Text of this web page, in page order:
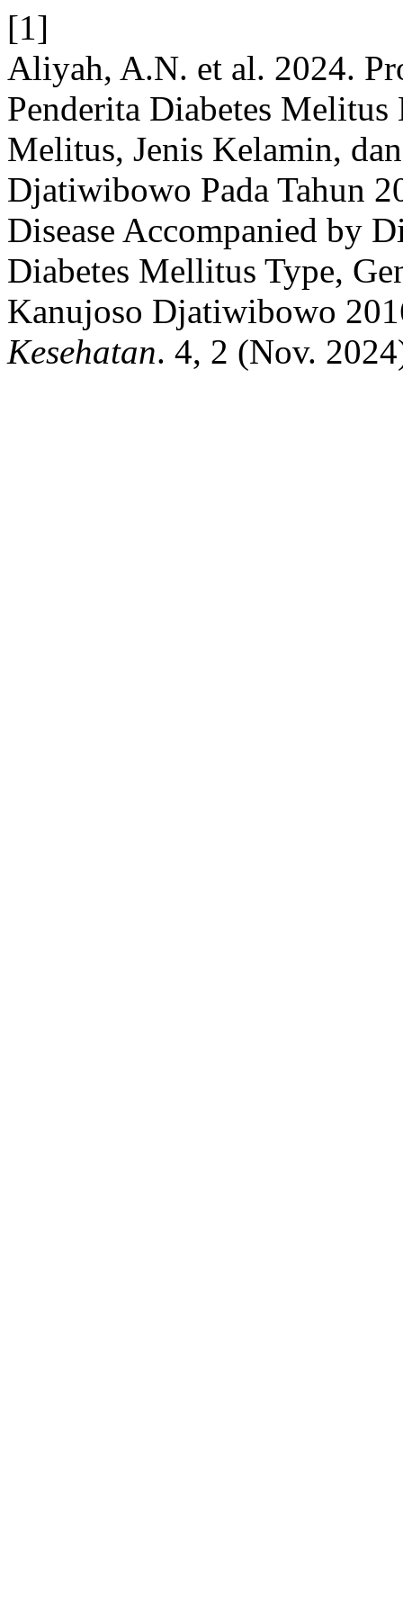
[1]
Aliyah, A.N. et al. 2024.
Penderita Diabetes Melitus
Melitus, Jenis Kelamin,
Djatiwibowo Pada Tahun
Disease Accompanied by
Diabetes Mellitus Type,
Kanujoso Djatiwibowo
Kesehatan. 4, 2 (Nov.